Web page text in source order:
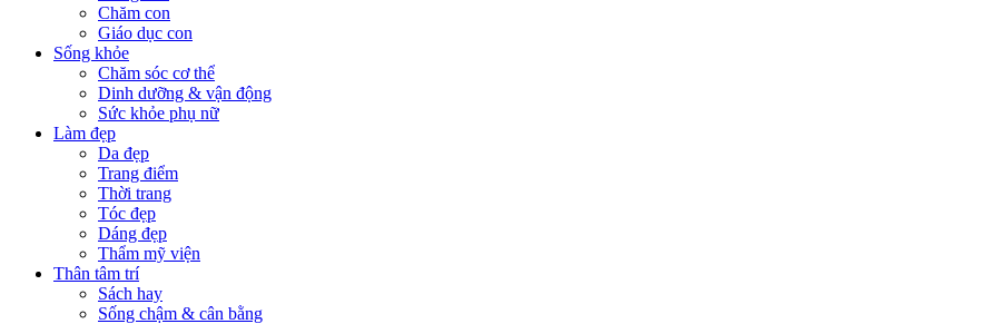
Chăm con
Giáo dục con
Sống khỏe
Chăm sóc cơ thể
Dinh dưỡng & vận động
Sức khỏe phụ nữ
Làm đẹp
Da đẹp
Trang điểm
Thời trang
Tóc đẹp
Dáng đẹp
Thẩm mỹ viện
Thân tâm trí
Sách hay
Sống chậm & cân bằng